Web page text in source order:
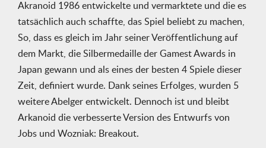
Akranoid 1986 entwickelte und vermarktete und die es
tatsächlich auch schaffte, das Spiel beliebt zu machen,
So, dass es gleich im Jahr seiner Veröffentlichung auf
dem Markt, die Silbermedaille der Gamest Awards in
Japan gewann und als eines der besten 4 Spiele dieser
Zeit, definiert wurde. Dank seines Erfolges, wurden 5
weitere Abelger entwickelt. Dennoch ist und bleibt
Arkanoid die verbesserte Version des Entwurfs von
Jobs und Wozniak: Breakout.